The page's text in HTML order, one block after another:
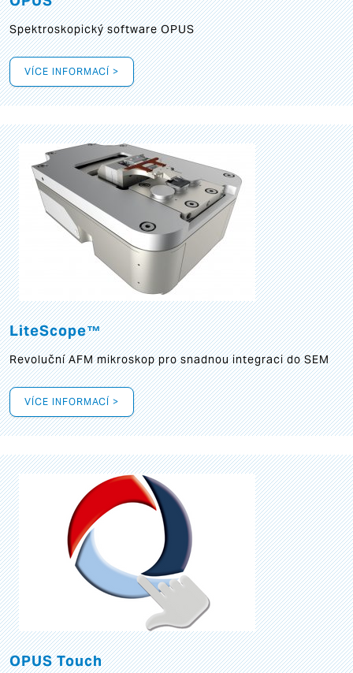
Spektroskopický software OPUS
VÍCE INFORMACÍ >
LiteScope™
Revoluční AFM mikroskop pro snadnou integraci do SEM
VÍCE INFORMACÍ >
OPUS Touch